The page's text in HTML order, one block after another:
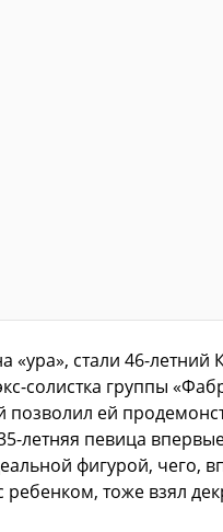
«ура», стали 46-летний
солистка группы
ей
летняя певица
фигурой, чего,
тоже взял